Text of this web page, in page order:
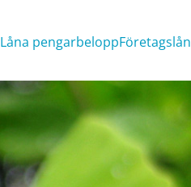
Låna pengarbeloppFöretagslån